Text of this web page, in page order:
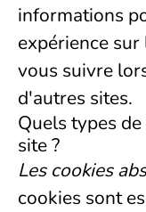
informations
expérience
vous suivre
d'autres sites.
Quels types
site ?
Les cookies
cookies sont